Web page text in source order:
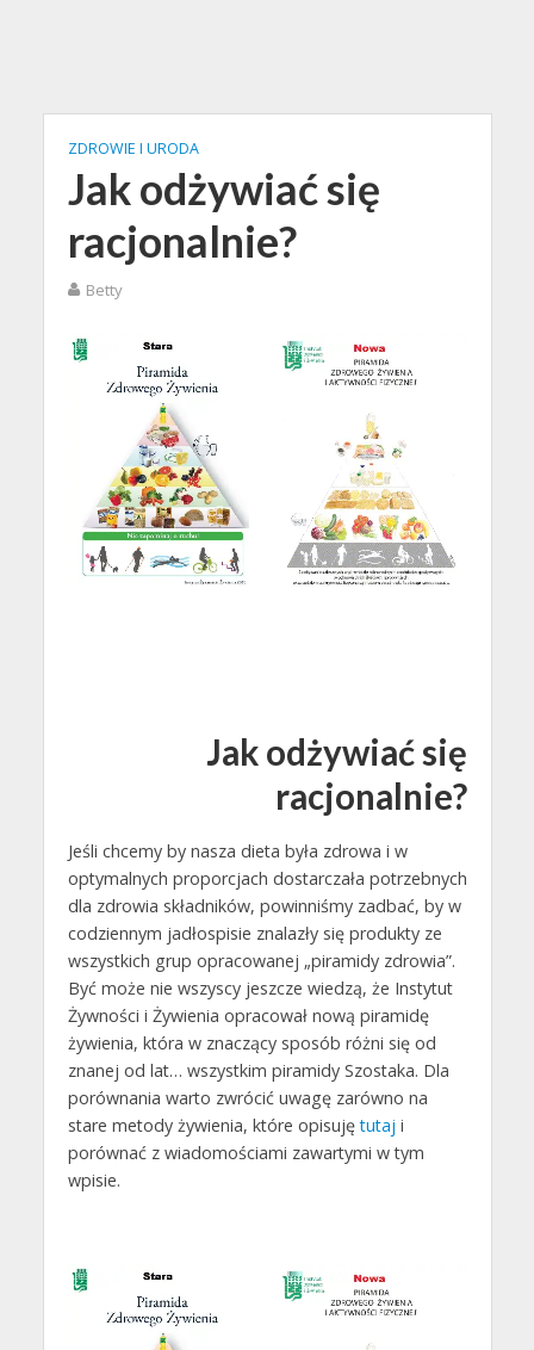
ZDROWIE I URODA
Jak odżywiać się
racjonalnie?
Betty
Jak odżywiać się
racjonalnie?
Jeśli chcemy by nasza dieta była zdrowa i w
optymalnych proporcjach dostarczała potrzebnych
dla zdrowia składników, powinniśmy zadbać, by w
codziennym jadłospisie znalazły się produkty ze
wszystkich grup opracowanej „piramidy zdrowia”.
Być może nie wszyscy jeszcze wiedzą, że Instytut
Żywności i Żywienia opracował nową piramidę
żywienia, która w znaczący sposób różni się od
znanej od lat… wszystkim piramidy Szostaka. Dla
porównania warto zwrócić uwagę zarówno na
stare metody żywienia, które opisujętutaj i
porównać z wiadomościami zawartymi w tym
wpisie.